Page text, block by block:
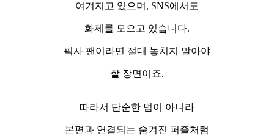
여겨지고 있으며, SNS에서도
화제를 모으고 있습니다.
픽사 팬이라면 절대 놓치지 말아야
할 장면이죠.
따라서 단순한 덤이 아니라
본편과 연결되는 숨겨진 퍼즐처럼